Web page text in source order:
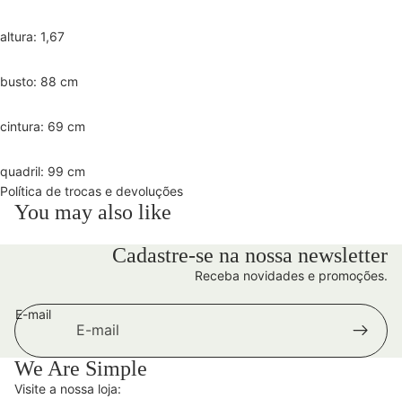
altura: 1,67
busto: 88 cm
cintura: 69 cm
quadril: 99 cm
Política de trocas e devoluções
You may also like
Cadastre-se na nossa newsletter
Receba novidades e promoções.
E-mail
We Are Simple
Visite a nossa loja: